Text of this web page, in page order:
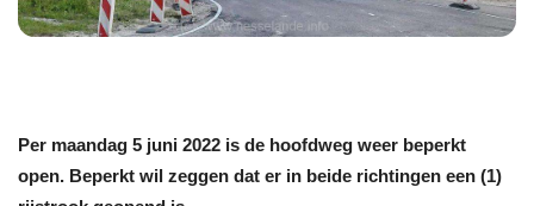
Per maandag 5 juni 2022 is de hoofdweg weer beperkt
open. Beperkt wil zeggen dat er in beide richtingen een (1)